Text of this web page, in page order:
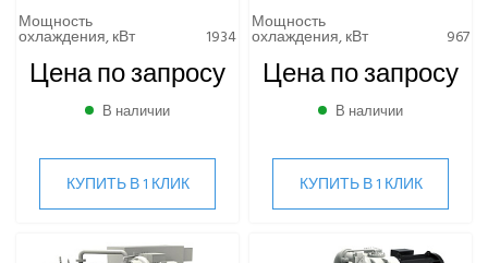
Мощность
охлаждения, кВт 1934
Цена по запросу
В наличии
КУПИТЬ В 1 КЛИК
Мощность
охлаждения, кВт 967
Цена по запросу
В наличии
КУПИТЬ В 1 КЛИК